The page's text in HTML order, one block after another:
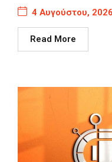
4 Αυγούστου, 2026
Read More